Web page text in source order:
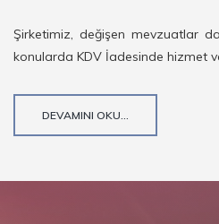
Şirketimiz, değişen mevzuatlar
konularda KDV İadesinde hizmet
DEVAMINI OKU...